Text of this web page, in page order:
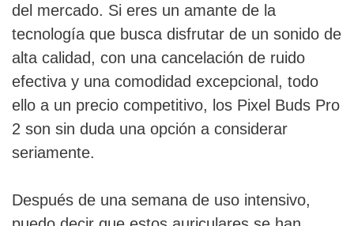
del mercado. Si eres un amante de la
tecnología que busca disfrutar de un sonido de
alta calidad, con una cancelación de ruido
efectiva y una comodidad excepcional, todo
ello a un precio competitivo, los Pixel Buds Pro
2 son sin duda una opción a considerar
seriamente.
Después de una semana de uso intensivo,